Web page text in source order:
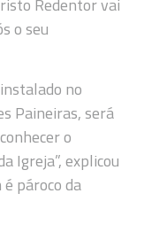
o seu
no
Paineiras, será
o
Igreja”, explicou
pároco da